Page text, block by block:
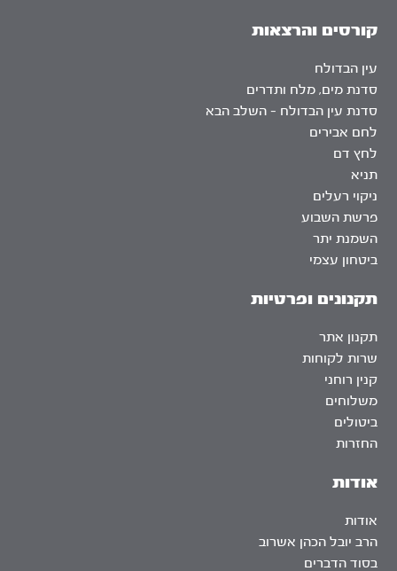
אודות
אודות
הרב יובל הכהן אשרוב
בסוד הדברים
קורסים והרצאות
עין הבדולח
סדנת מים, מלח ותדרים
סדנת עין הבדולח – השלב הבא
לחם אבירים
לחץ דם
תניא
ניקוי רעלים
פרשת השבוע
השמנת יתר
ביטחון עצמי
תקנונים ופרטיות
תקנון אתר
שרות לקוחות
קנין רוחני
משלוחים
ביטולים
החזרות